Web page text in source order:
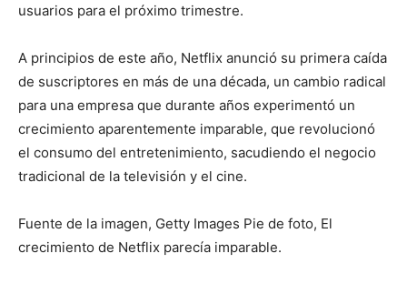
usuarios para el próximo trimestre.
A principios de este año, Netflix anunció su primera caída
de suscriptores en más de una década, un cambio radical
para una empresa que durante años experimentó un
crecimiento aparentemente imparable, que revolucionó
el consumo del entretenimiento, sacudiendo el negocio
tradicional de la televisión y el cine.
Fuente de la imagen, Getty Images Pie de foto, El
crecimiento de Netflix parecía imparable.